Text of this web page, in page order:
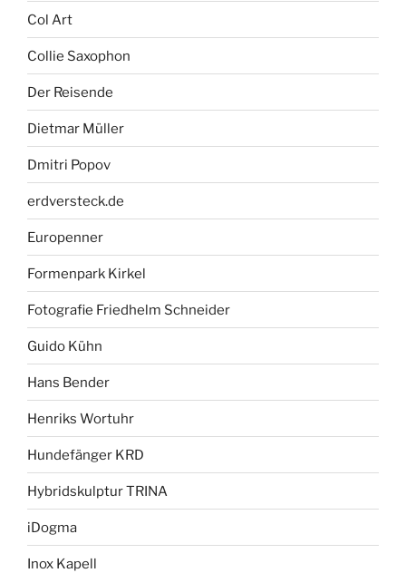
Col Art
Collie Saxophon
Der Reisende
Dietmar Müller
Dmitri Popov
erdversteck.de
Europenner
Formenpark Kirkel
Fotografie Friedhelm Schneider
Guido Kühn
Hans Bender
Henriks Wortuhr
Hundefänger KRD
Hybridskulptur TRINA
iDogma
Inox Kapell